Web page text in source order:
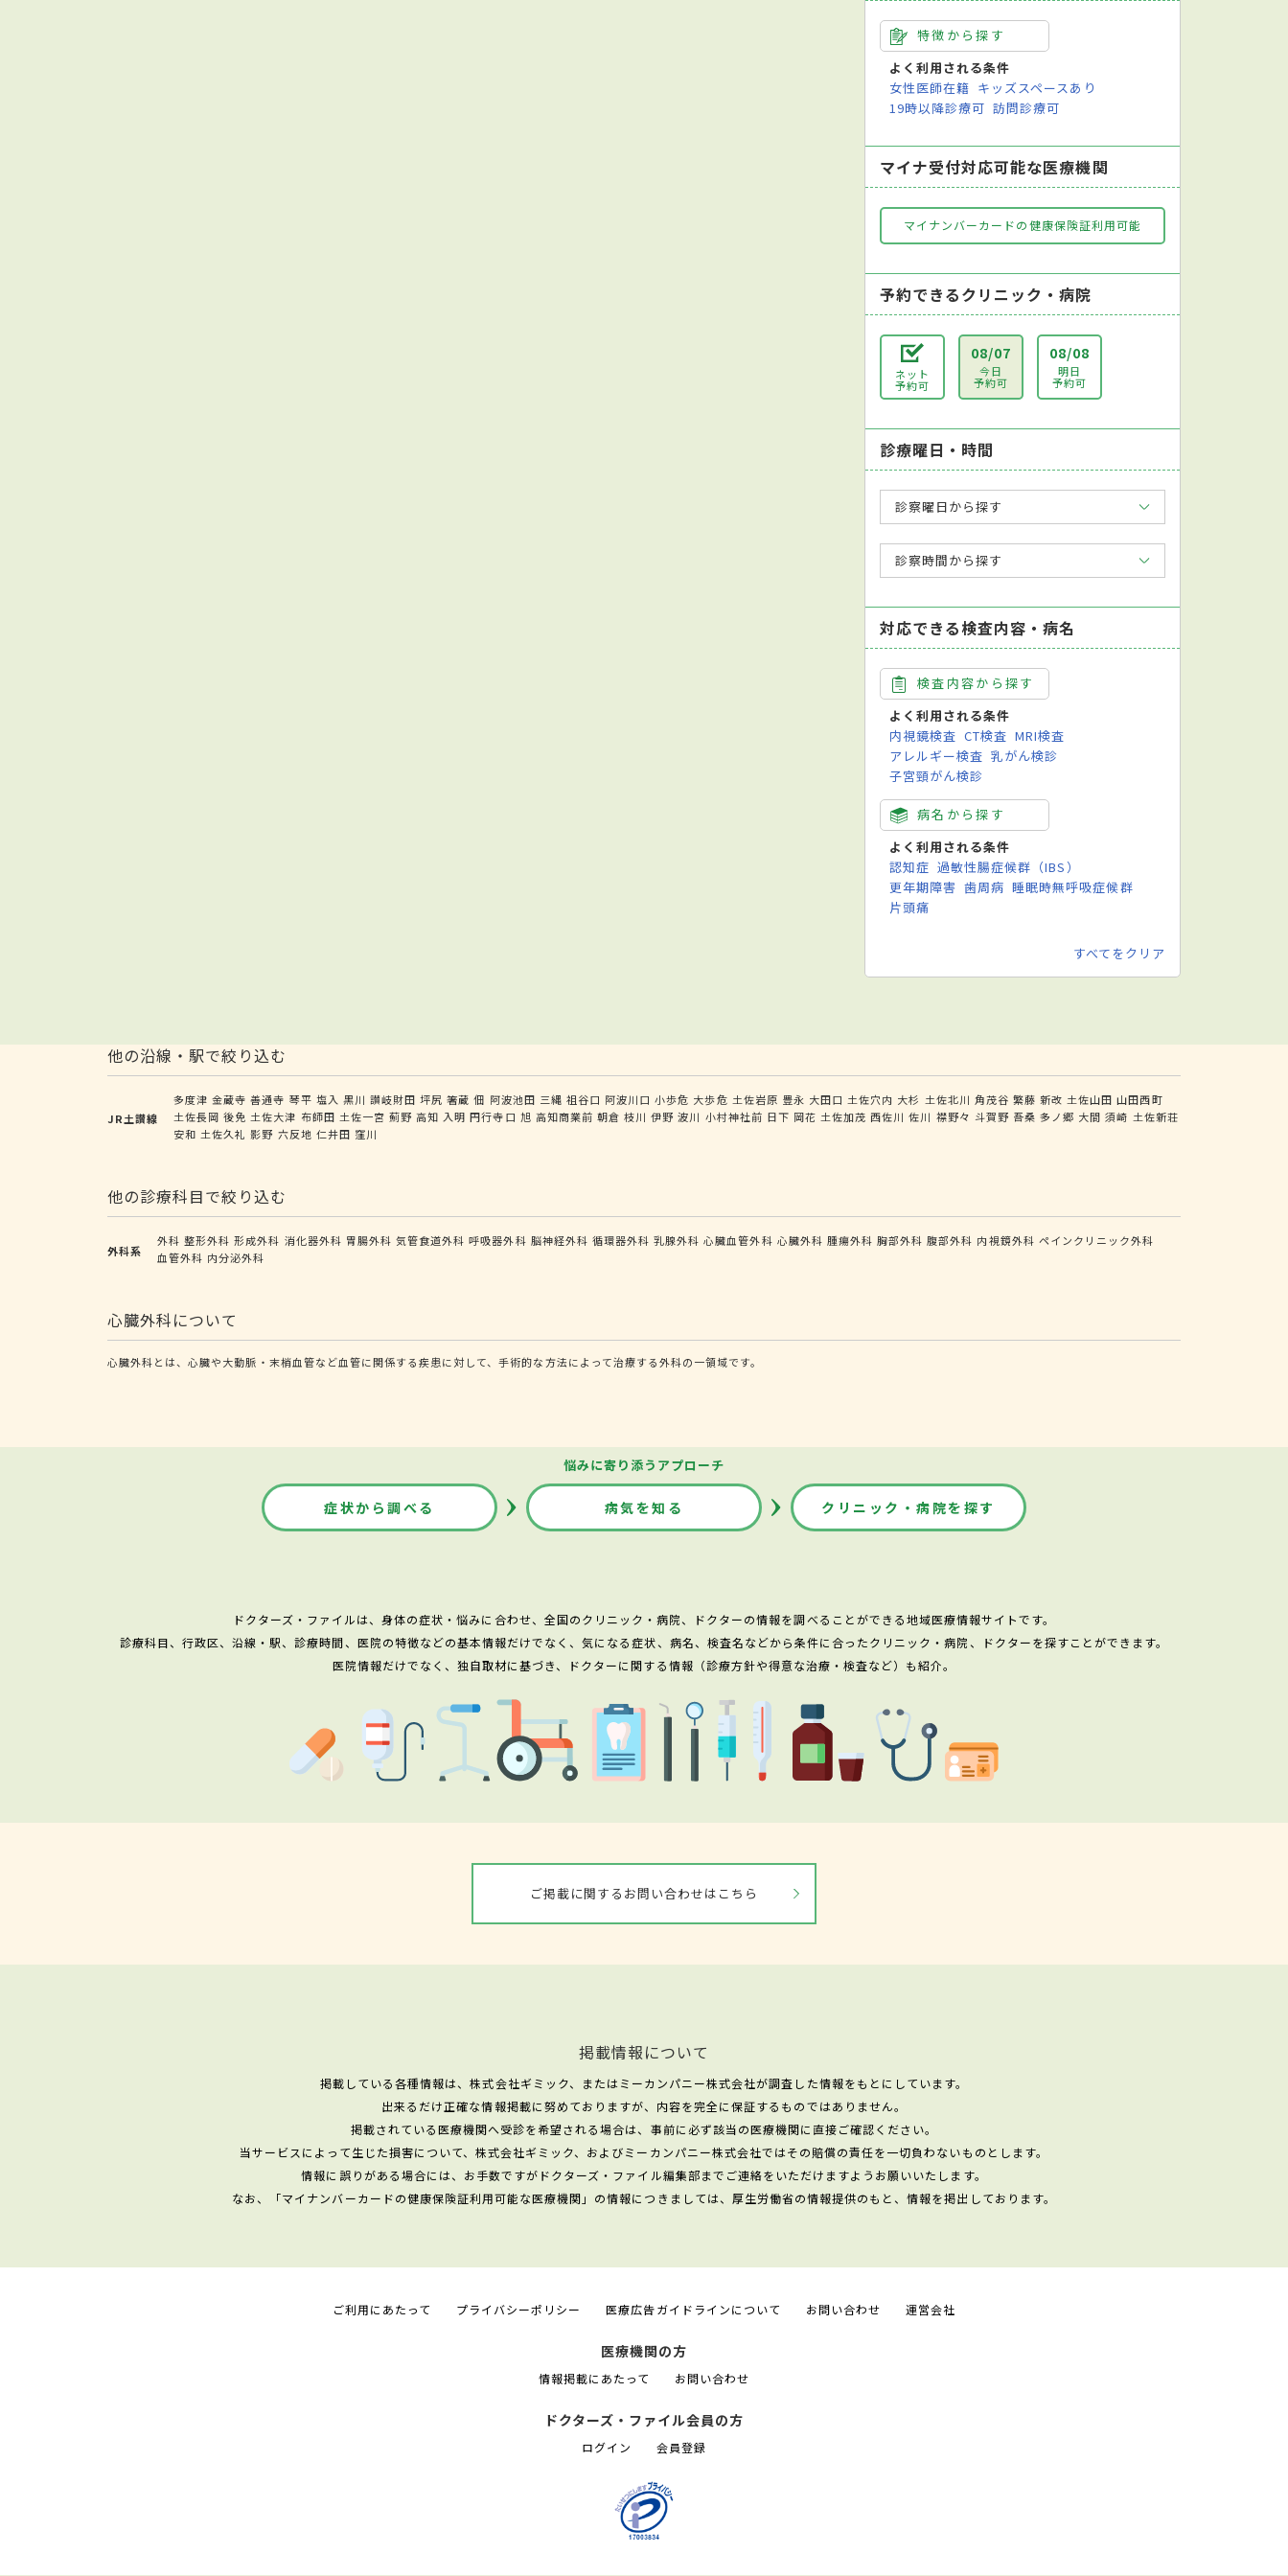
特徴から探す
よく利用される条件
女性医師在籍 キッズスペースあり
19時以降診療可 訪問診療可
マイナ受付対応可能な医療機関
マイナンバーカードの健康保険証利用可能
予約できるクリニック・病院
ネット
予約可
08/07
今日
予約可
08/08
明日
予約可
診療曜日・時間
診察曜日から探す
診察時間から探す
対応できる検査内容・病名
検査内容から探す
よく利用される条件
内視鏡検査 CT検査 MRI検査
アレルギー検査 乳がん検診
子宮頸がん検診
病名から探す
よく利用される条件
認知症 過敏性腸症候群（IBS）
更年期障害 歯周病 睡眠時無呼吸症候群
片頭痛
すべてをクリア
他の沿線・駅で絞り込む
JR土讃線
多度津 金蔵寺 善通寺 琴平 塩入 黒川 讃岐財田 坪尻 箸蔵 佃 阿波池田 三縄 祖谷口 阿波川口 小歩危 大歩危 土佐岩原 豊永 大田口 土佐穴内 大杉 土佐北川 角茂谷 繁藤 新改 土佐山田 山田西町
土佐長岡 後免 土佐大津 布師田 土佐一宮 薊野 高知 入明 円行寺口 旭 高知商業前 朝倉 枝川 伊野 波川 小村神社前 日下 岡花 土佐加茂 西佐川 佐川 襟野々 斗賀野 吾桑 多ノ郷 大間 須崎 土佐新荘
安和 土佐久礼 影野 六反地 仁井田 窪川
他の診療科目で絞り込む
外科系
外科 整形外科 形成外科 消化器外科 胃腸外科 気管食道外科 呼吸器外科 脳神経外科 循環器外科 乳腺外科 心臓血管外科 心臓外科 腫瘍外科 胸部外科 腹部外科 内視鏡外科 ペインクリニック外科
血管外科 内分泌外科
心臓外科について
心臓外科とは、心臓や大動脈・末梢血管など血管に関係する疾患に対して、手術的な方法によって治療する外科の一領域です。
悩みに寄り添うアプローチ
症状から調べる 病気を知る クリニック・病院を探す
ドクターズ・ファイルは、身体の症状・悩みに合わせ、全国のクリニック・病院、ドクターの情報を調べることができる地域医療情報サイトです。
診療科目、行政区、沿線・駅、診療時間、医院の特徴などの基本情報だけでなく、気になる症状、病名、検査名などから条件に合ったクリニック・病院、ドクターを探すことができます。
医院情報だけでなく、独自取材に基づき、ドクターに関する情報（診療方針や得意な治療・検査など）も紹介。
ご掲載に関するお問い合わせはこちら
掲載情報について
掲載している各種情報は、株式会社ギミック、またはミーカンパニー株式会社が調査した情報をもとにしています。
出来るだけ正確な情報掲載に努めておりますが、内容を完全に保証するものではありません。
掲載されている医療機関へ受診を希望される場合は、事前に必ず該当の医療機関に直接ご確認ください。
当サービスによって生じた損害について、株式会社ギミック、およびミーカンパニー株式会社ではその賠償の責任を一切負わないものとします。
情報に誤りがある場合には、お手数ですがドクターズ・ファイル編集部までご連絡をいただけますようお願いいたします。
なお、「マイナンバーカードの健康保険証利用可能な医療機関」の情報につきましては、厚生労働省の情報提供のもと、情報を掲出しております。
ご利用にあたって プライバシーポリシー 医療広告ガイドラインについて お問い合わせ 運営会社
医療機関の方
情報掲載にあたって お問い合わせ
ドクターズ・ファイル会員の方
ログイン 会員登録